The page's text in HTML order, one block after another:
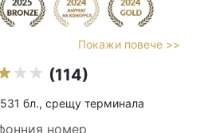
Покажи повече >>
(114)
бл., срещу терминала
номер